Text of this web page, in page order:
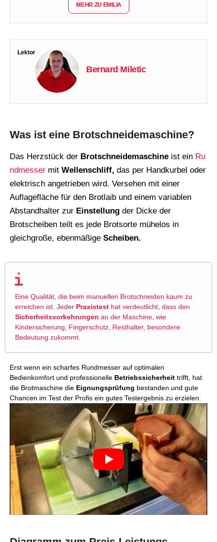
MEHR ZU EMILIA
Lektor
Bernard Miletic
Was ist eine Brotschneidemaschine?
Das Herzstück der Brotschneidemaschine ist ein Ru
ndmesser mit Wellenschliff, das per Handkurbel oder
elektrisch angetrieben wird. Versehen mit einer
Auflagefläche für den Brotlaib und einem variablen
Abstandhalter zur Einstellung der Dicke der
Brotscheiben teilt es jede Brotsorte mühelos in
gleichgroße, ebenmäßige Scheiben.
Eine Qualität, die beim manuellen Brotschneiden kaum zu
erreichen ist. Jeder Praxistest hat verdeutlicht, dass den
Sicherheitsvorkehrungen an der Maschine, wie
Kindersicherung, Fingerschutz, Resthalter, besondere
Bedeutung zukommt.
Erst wenn ein scharfes Rundmesser auf optimalen
Bedienkomfort und professionelle Betriebssicherheit trifft, hat
die Brotmaschine die Eignungsprüfung bestanden und gute
Chancen im Test der Profis ein gutes Testergebnis zu erzielen.